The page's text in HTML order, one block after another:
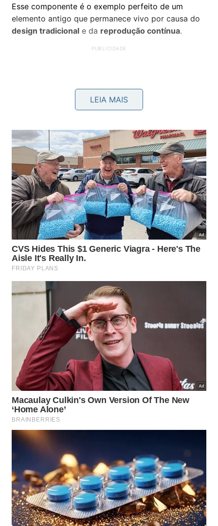
Esse componente é o exemplo perfeito de um
elemento antigo que permanece vivo por causa do
design tradicional e da reprodução contínua.
Por que a função original perdeu o
sentido atual?
O estilo de vida mudou drasticamente ao longo dos
anos e transformou a maneira como cuidamos de
nossas roupas. A finalidade inicial da costura
traseira perdeu totalmente a utilidade prática em
nossos dias por causa daevolução modernae dos
novos hábitos
👕
Mistério nas Costas
da Camisa
Um detalhe esquecido pelo
tempo
LEIA MAIS